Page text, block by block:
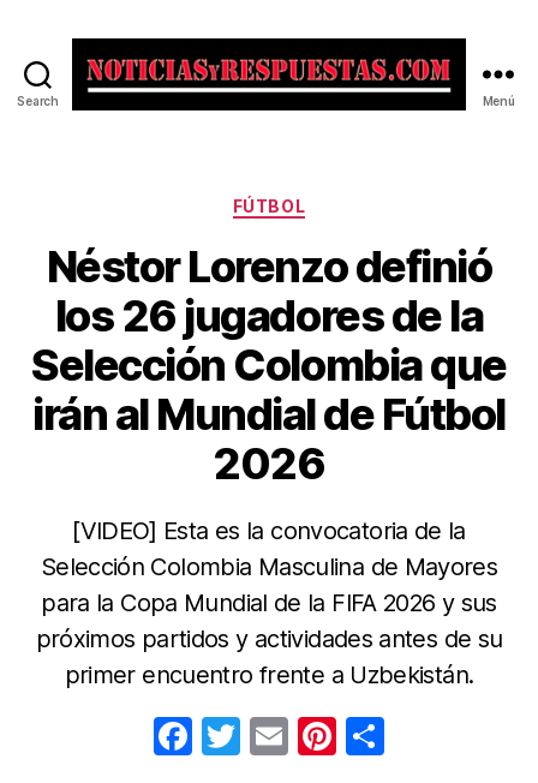
Search Menú
Categorías
FÚTBOL
Néstor Lorenzo definió
los 26 jugadores de la
Selección Colombia que
irán al Mundial de Fútbol
2026
[VIDEO] Esta es la convocatoria de la
Selección Colombia Masculina de Mayores
para la Copa Mundial de la FIFA 2026 y sus
próximos partidos y actividades antes de su
primer encuentro frente a Uzbekistán.
F T E Pi